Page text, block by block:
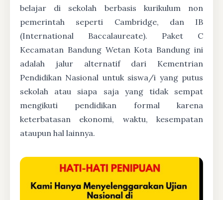
belajar di sekolah berbasis kurikulum non
pemerintah seperti Cambridge, dan IB
(International Baccalaureate). Paket C
Kecamatan Bandung Wetan Kota Bandung ini
adalah jalur alternatif dari Kementrian
Pendidikan Nasional untuk siswa/i yang putus
sekolah atau siapa saja yang tidak sempat
mengikuti pendidikan formal karena
keterbatasan ekonomi, waktu, kesempatan
ataupun hal lainnya.